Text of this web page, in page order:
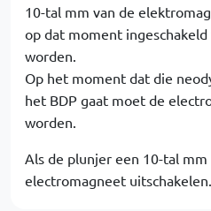
10-tal mm van de
op dat moment
worden.
Op het moment dat die
het BDP gaat moet de
worden.
Als de plunjer een 10-tal
electromagneet uitschakelen.